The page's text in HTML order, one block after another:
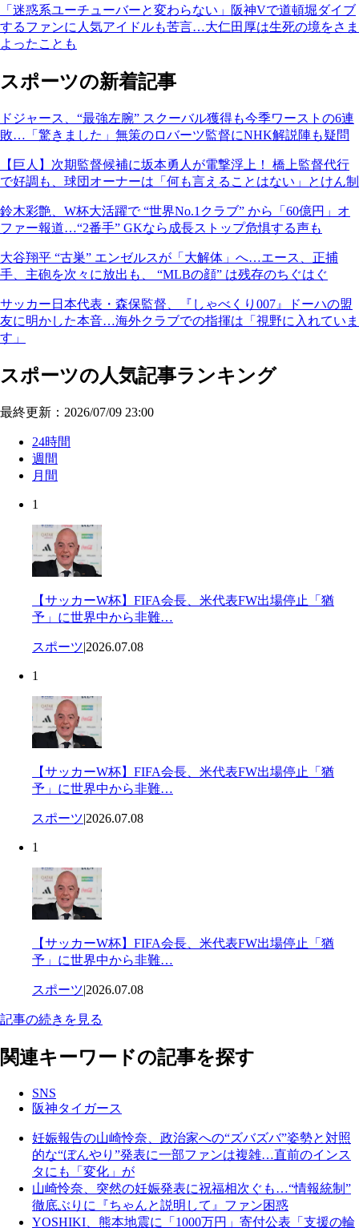
「迷惑系ユーチューバーと変わらない」阪神Vで道頓堀ダイブ
するファンに人気アイドルも苦言…大仁田厚は生死の境をさま
よったことも
スポーツの新着記事
ドジャース、“最強左腕” スクーバル獲得も今季ワーストの6連
敗…「驚きました」無策のロバーツ監督にNHK解説陣も疑問
【巨人】次期監督候補に坂本勇人が電撃浮上！ 橋上監督代行
で好調も、球団オーナーは「何も言えることはない」とけん制
鈴木彩艶、W杯大活躍で “世界No.1クラブ” から「60億円」オ
ファー報道…“2番手” GKなら成長ストップ危惧する声も
大谷翔平 “古巣” エンゼルスが「大解体」へ…エース、正捕
手、主砲を次々に放出も、 “MLBの顔” は残存のちぐはぐ
サッカー日本代表・森保監督、『しゃべくり007』ドーハの盟
友に明かした本音…海外クラブでの指揮は「視野に入れていま
す」
スポーツの人気記事ランキング
最終更新：2026/07/09 23:00
24時間
週間
月間
1
【サッカーW杯】FIFA会長、米代表FW出場停止「猶
予」に世界中から非難…
スポーツ|2026.07.08
1
【サッカーW杯】FIFA会長、米代表FW出場停止「猶
予」に世界中から非難…
スポーツ|2026.07.08
1
【サッカーW杯】FIFA会長、米代表FW出場停止「猶
予」に世界中から非難…
スポーツ|2026.07.08
記事の続きを見る
関連キーワードの記事を探す
SNS
阪神タイガース
妊娠報告の山崎怜奈、政治家への“ズバズバ”姿勢と対照
的な“ぼんやり”発表に一部ファンは複雑…直前のインス
タにも「変化」が
山崎怜奈、突然の妊娠発表に祝福相次ぐも…“情報統制”
徹底ぶりに『ちゃんと説明して』ファン困惑
YOSHIKI、熊本地震に「1000万円」寄付公表「支援の輪